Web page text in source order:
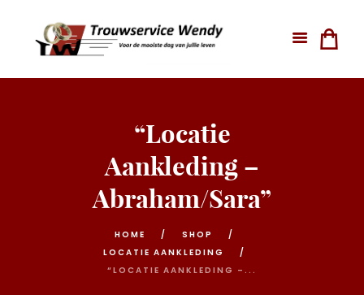
“Locatie
Aankleding –
Abraham/Sara”
HOME
SHOP
LOCATIE AANKLEDING
“LOCATIE AANKLEDING –...